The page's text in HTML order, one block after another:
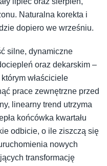
Naturalna korekta i
dopiero we wrześniu.
silne, dynamiczne
oraz dekarskim –
właściciele
prace zewnętrzne przed
linearny trend utrzyma
końcówka kwartału
odbicie, o ile ziszczą się
nowych
transformację